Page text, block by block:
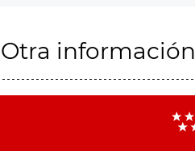
Otra información